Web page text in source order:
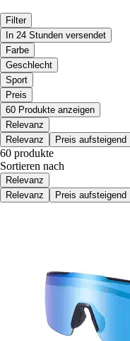
Filter
In 24 Stunden versendet
Farbe
Geschlecht
Sport
Preis
60 Produkte anzeigen
Relevanz
Relevanz
Preis aufsteigend
60 produkte
Sortieren nach
Relevanz
Relevanz
Preis aufsteigend